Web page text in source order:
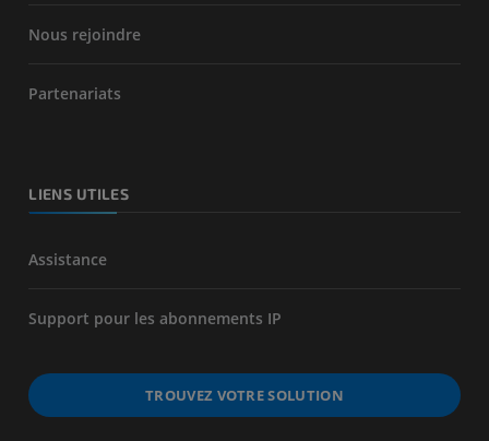
Nous rejoindre
Partenariats
LIENS UTILES
Assistance
Support pour les abonnements IP
TROUVEZ VOTRE SOLUTION